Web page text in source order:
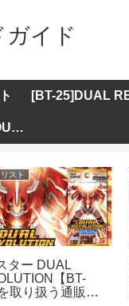
イド
[EX-13]CHIVALROUS XIII
スト
ター DUAL
【BT-
取り扱う通販サ